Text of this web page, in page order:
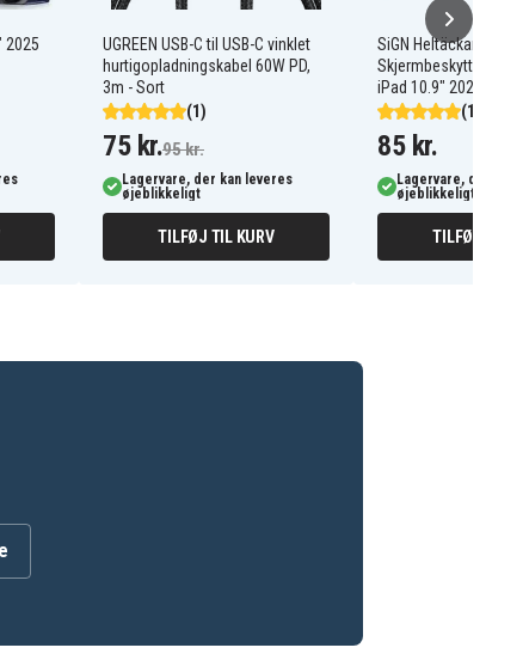
2025
UGREEN USB-C til USB-C vinklet
hurtigopladningskabel 60W PD,
3m - Sort
(1)
75 kr.95 kr.
Lagervare, der kan leveres
øjeblikkeligt
TILFØJ TIL KURV
SiGN Heltäckande
Skjermbeskytter i
iPad 10.9" 2022 /
(14)
85 kr.
Lagervare, der kan
øjeblikkeligt
TILFØJ TIL